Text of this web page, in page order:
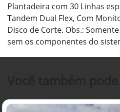
Plantadeira com 30 Linhas
Tandem Dual Flex, Com
Disco de Corte. Obs.:
sem os componentes do